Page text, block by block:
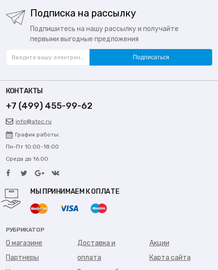
Подписка на рассылку
Подпишитесь на нашу рассылку и получайте
первыми выгодные предложения
Подписаться
КОНТАКТЫ
+7 (499) 455-99-62
info@atoc.ru
График работы:
Пн-Пт 10:00-18:00
Среда до 16:00
МЫ ПРИНИМАЕМ К ОПЛАТЕ
РУБРИКАТОР
О магазине
Партнеры
Доставка и
оплата
Акции
Карта сайта